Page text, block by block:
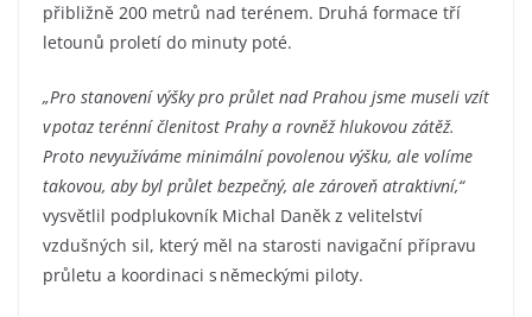
přibližně 200 metrů nad terénem. Druhá formace tří
letounů proletí do minuty poté.
„Pro stanovení výšky pro průlet nad Prahou jsme museli vzít
v potaz terénní členitost Prahy a rovněž hlukovou zátěž.
Proto nevyužíváme minimální povolenou výšku, ale volíme
takovou, aby byl průlet bezpečný, ale zároveň atraktivní,“
vysvětlil podplukovník Michal Daněk z velitelství
vzdušných sil, který měl na starosti navigační přípravu
průletu a koordinaci s německými piloty.